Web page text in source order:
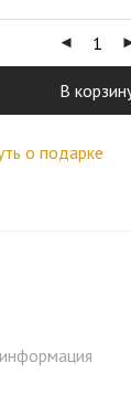
В
о подарке